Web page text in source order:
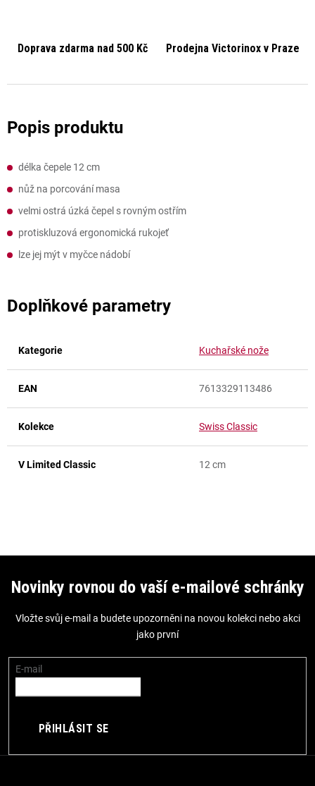
Doprava zdarma nad 500 Kč Prodejna Victorinox v Praze
délka čepele 12 cm
nůž na porcování masa
velmi ostrá úzká čepel s rovným ostřím
protiskluzová ergonomická rukojeť
lze jej mýt v myčce nádobí
Doplňkové parametry
Kategorie Kuchařské nože
EAN 7613329113486
Kolekce Swiss Classic
V Limited Classic 12 cm
Novinky rovnou do vaší e-mailové schránky
Vložte svůj e-mail a budete upozorněni na novou kolekci nebo akci
jako první
E-mail
PŘIHLÁSIT SE